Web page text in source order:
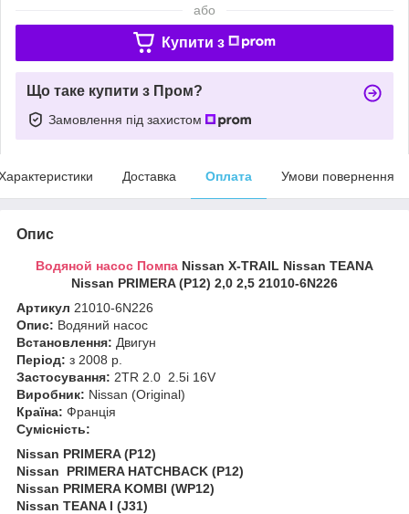
або
Купити з
Що таке купити з Пром?
Замовлення під захистом
Доставка Оплата Умови повернення
Опис
Водяной насос Помпа Nissan X-TRAIL Nissan TEANA
Nissan PRIMERA (P12) 2,0 2,5 21010-6N226
Артикул 21010-6N226
Опис: Водяний насос
Встановлення: Двигун
Період: з 2008 р.
Застосування: 2TR 2.0 2.5i 16V
Виробник: Nissan (Original)
Країна: Франція
Сумісність:
Nissan PRIMERA (P12)
Nissan PRIMERA HATCHBACK (P12)
Nissan PRIMERA KOMBI (WP12)
Nissan TEANA I (J31)